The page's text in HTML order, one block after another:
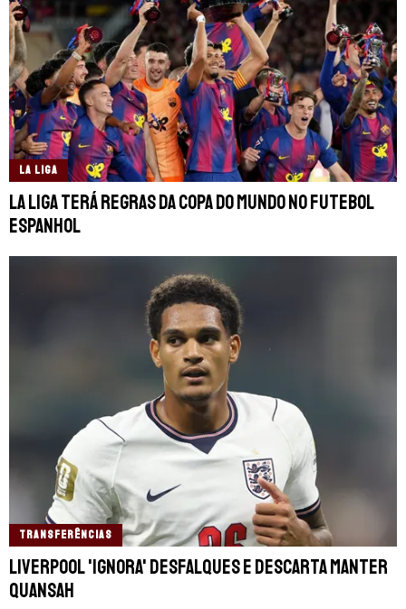
LA LIGA
La Liga terá regras da Copa do Mundo no futebol
espanhol
TRANSFERÊNCIAS
Liverpool 'ignora' desfalques e descarta manter
Quansah